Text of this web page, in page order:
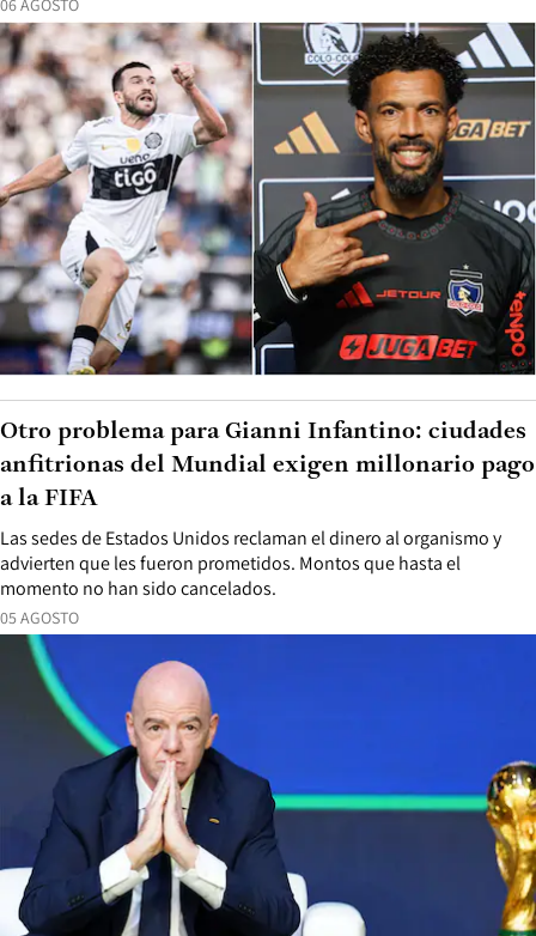
06 AGOSTO
05 AGOSTO
Las sedes de Estados Unidos reclaman el dinero al organismo y
advierten que les fueron prometidos. Montos que hasta el
momento no han sido cancelados.
Otro problema para Gianni Infantino: ciudades
anfitrionas del Mundial exigen millonario pago
a la FIFA